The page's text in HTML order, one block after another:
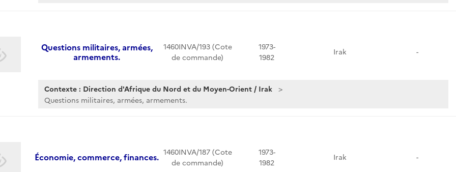
Questions militaires, armées,
armements.
1460INVA/193 (Cote
de commande)
1973-
1982
Irak -
Contexte : Direction d'Afrique du Nord et du Moyen-Orient / Irak
Questions militaires, armées, armements.
Économie, commerce, finances. 1460INVA/187 (Cote
de commande)
1973-
1982
Irak -